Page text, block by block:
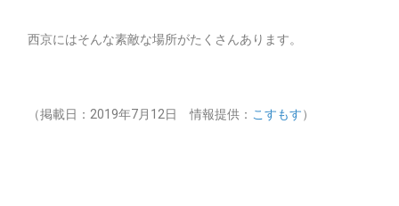
西京にはそんな素敵な場所がたくさんあります。
（掲載日：2019年7月12日 情報提供： こすもす）